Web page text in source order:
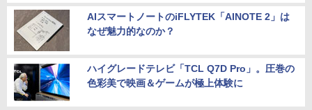
AIスマートノートのiFLYTEK「AINOTE 2」は
なぜ魅力的なのか？
ハイグレードテレビ「TCL Q7D Pro」。圧巻の
色彩美で映画＆ゲームが極上体験に